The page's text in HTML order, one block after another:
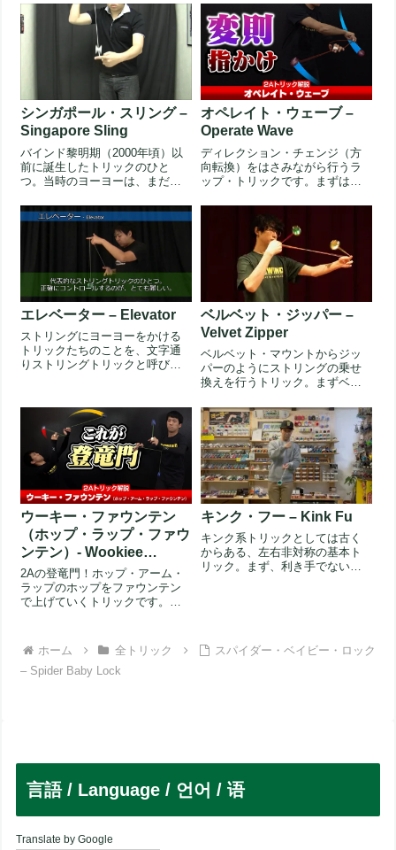
シンガポール・スリング –
Singapore Sling
バインド黎明期（2000年頃）以
前に誕生したトリックのひと
つ。当時のヨーヨーは、まだス
このよ...
オペレイト・ウェーブ –
Operate Wave
ディレクション・チェンジ（方
向転換）をはさみながら行うラ
ップ・トリックです。まずは後
しょう。...
エレベーター – Elevator
ストリングにヨーヨーをかける
トリックたちのことを、文字通
りストリングトリックと呼びま
ベルベット・ジッパー –
Velvet Zipper
ベルベット・マウントからジッ
パーのようにストリングの乗せ
換えを行うトリック。まずベル
この後、...
ウーキー・ファウンテン
（ホップ・ラップ・ファウ
ンテン）- Wookiee
Fountain (Hop Wrap
Fountain)
2Aの登竜門！ホップ・アーム・
ラップのホップをファウンテン
で上げていくトリックです。ホ
キンク・フー – Kink Fu
キンク系トリックとしては古く
からある、左右非対称の基本ト
リック。まず、利き手でない方
ホーム 全トリック
スパイダー・ベイビー・ロック
– Spider Baby Lock
言語 / Language / 언어 / 语
Translate by Google